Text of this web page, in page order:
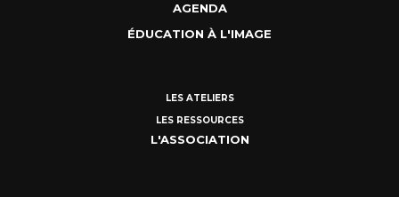
AGENDA
ÉDUCATION À L'IMAGE
LES ATELIERS
LES RESSOURCES
L'ASSOCIATION